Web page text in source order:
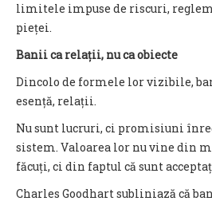
limitele impuse de riscuri,
pieței.
Banii ca relații, nu ca obiecte
Dincolo de formele lor vizibile,
esență, relații.
Nu sunt lucruri, ci promisiuni
sistem. Valoarea lor nu vine din
făcuți, ci din faptul că sunt
Charles Goodhart subliniază că